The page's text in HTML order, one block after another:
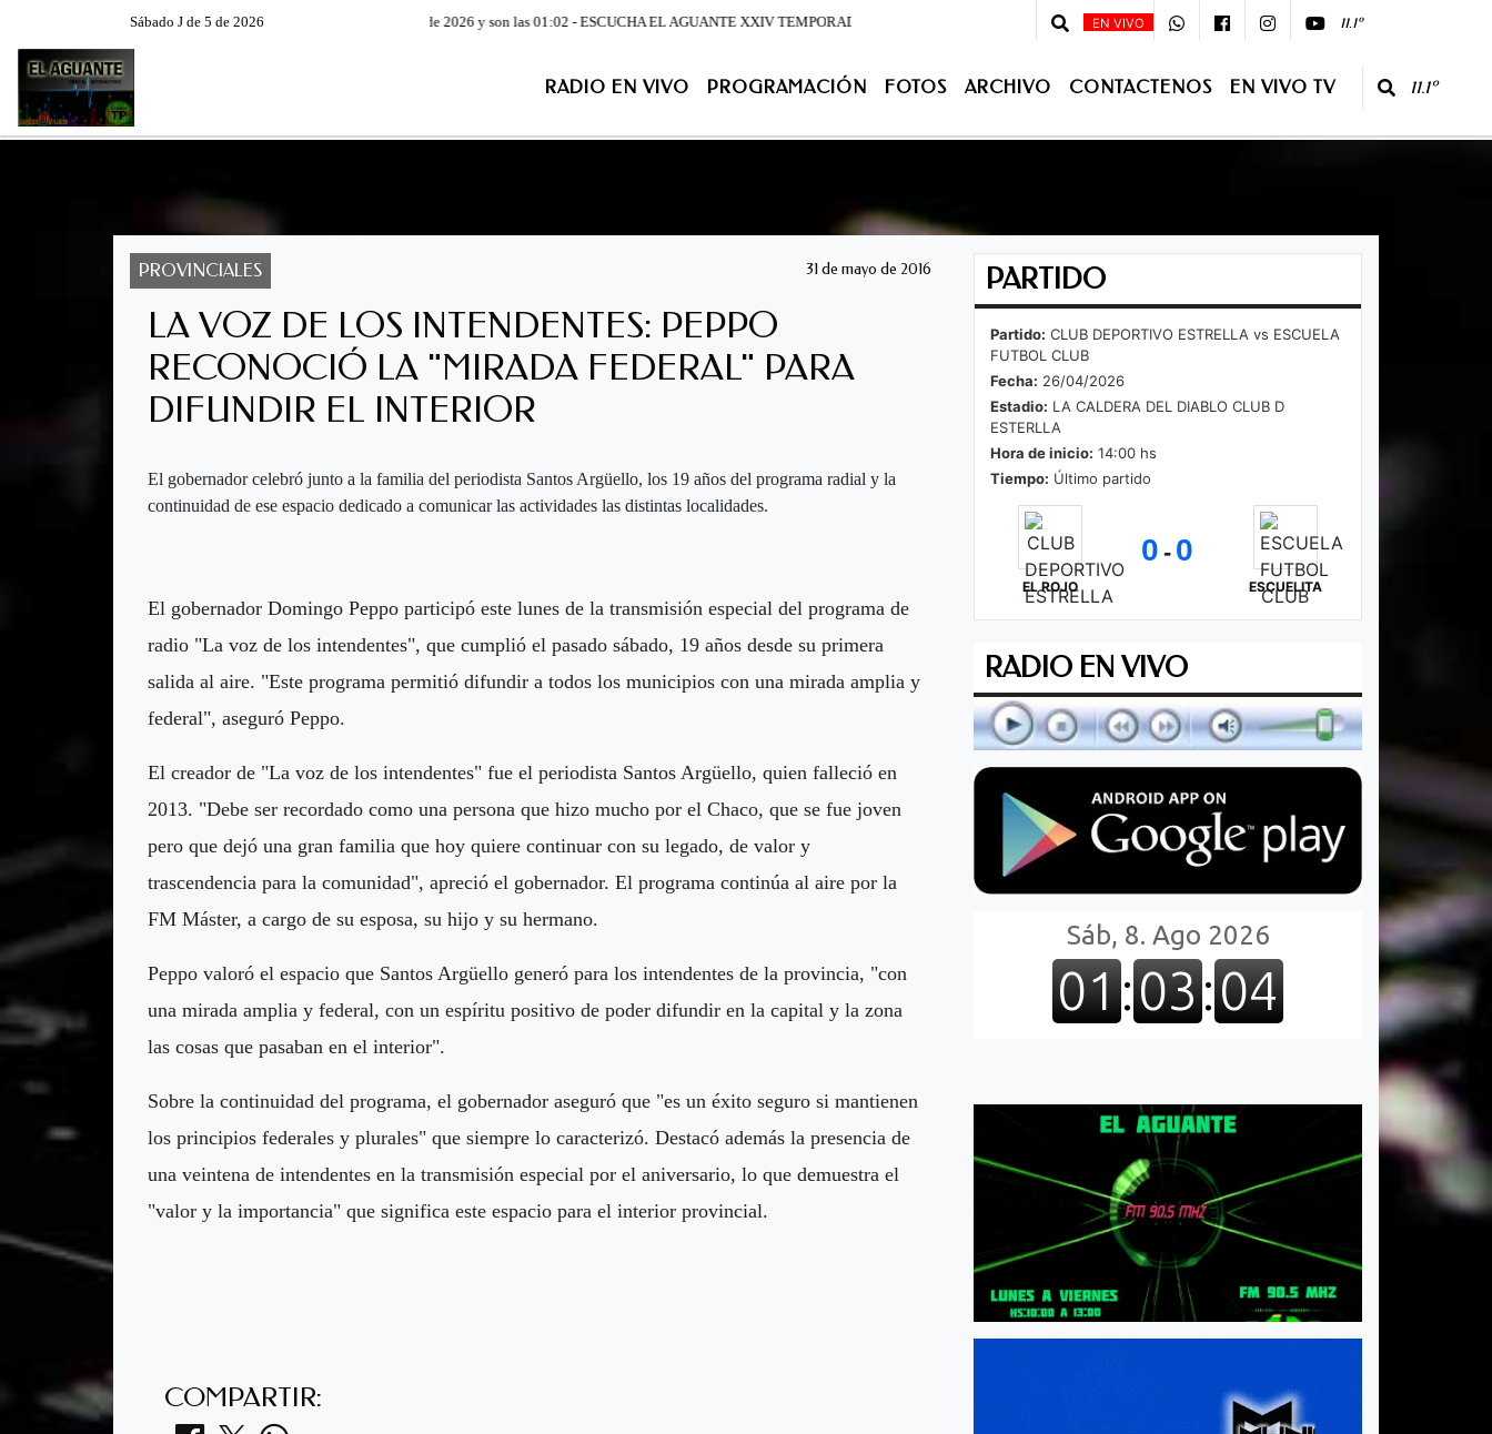
Sábado J de 5 de 2026Hoy es Sábado 8 de Agosto de 2026 y son las 01:02 - ESCUCHA EL AGUANTE XXIV TEMPORADA DE LUNES A VIERNES DESDE LA 07:00 - 08 :00 - Primera Edición - 10:00 - 13:00 Segunda Edición -
EN VIVO 11.1º
PROGRAMACIÓN FOTOS ARCHIVO CONTACTENOS EN VIVO TV
RADIO EN VIVO PROGRAMACIÓN FOTOS ARCHIVO CONTACTENOS EN VIVO TV 11.1º
PROVINCIALES 31 de mayo de 2016
LA VOZ DE LOS INTENDENTES: PEPPO
RECONOCIÓ LA "MIRADA FEDERAL" PARA
DIFUNDIR EL INTERIOR
El gobernador celebró junto a la familia del periodista Santos Argüello, los 19 años del programa radial y la
continuidad de ese espacio dedicado a comunicar las actividades las distintas localidades.
El gobernador Domingo Peppo participó este lunes de la transmisión especial del programa de
radio "La voz de los intendentes", que cumplió el pasado sábado, 19 años desde su primera
salida al aire. "Este programa permitió difundir a todos los municipios con una mirada amplia y
federal", aseguró Peppo.
El creador de "La voz de los intendentes" fue el periodista Santos Argüello, quien falleció en
2013. "Debe ser recordado como una persona que hizo mucho por el Chaco, que se fue joven
pero que dejó una gran familia que hoy quiere continuar con su legado, de valor y
trascendencia para la comunidad", apreció el gobernador. El programa continúa al aire por la
FM Máster, a cargo de su esposa, su hijo y su hermano.
Peppo valoró el espacio que Santos Argüello generó para los intendentes de la provincia, "con
una mirada amplia y federal, con un espíritu positivo de poder difundir en la capital y la zona
las cosas que pasaban en el interior".
Sobre la continuidad del programa, el gobernador aseguró que "es un éxito seguro si mantienen
los principios federales y plurales" que siempre lo caracterizó. Destacó además la presencia de
una veintena de intendentes en la transmisión especial por el aniversario, lo que demuestra el
"valor y la importancia" que significa este espacio para el interior provincial.
COMPARTIR:
PARTIDO
Partido: CLUB DEPORTIVO ESTRELLA vs ESCUELA
FUTBOL CLUB
Fecha: 26/04/2026
Estadio: LA CALDERA DEL DIABLO CLUB D
ESTERLLA
Hora de inicio: 14:00 hs
Tiempo: Último partido
EL ROJO
0 - 0
ESCUELITA
RADIO EN VIVO